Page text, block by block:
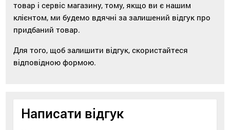
товар і сервіс магазину, тому, якщо ви є нашим
клієнтом, ми будемо вдячні за залишений відгук про
придбаний товар.
Для того, щоб залишити відгук, скористайтеся
відповідною формою.
Написати відгук